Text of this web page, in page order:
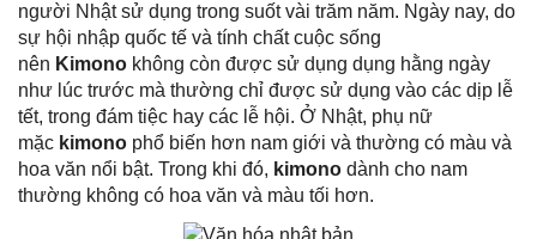
người Nhật sử dụng trong suốt vài trăm năm. Ngày nay, do
sự hội nhập quốc tế và tính chất cuộc sống
nên Kimono không còn được sử dụng dụng hằng ngày
như lúc trước mà thường chỉ được sử dụng vào các dịp lễ
tết, trong đám tiệc hay các lễ hội. Ở Nhật, phụ nữ
mặc kimono phổ biến hơn nam giới và thường có màu và
hoa văn nổi bật. Trong khi đó, kimono dành cho nam
thường không có hoa văn và màu tối hơn.